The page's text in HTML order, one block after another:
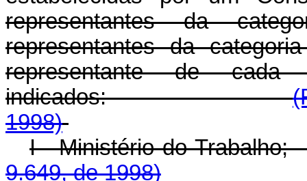
representantes da
representantes da
representante de
indicados:
1998)
I - Ministério do
9.649, de 1998)